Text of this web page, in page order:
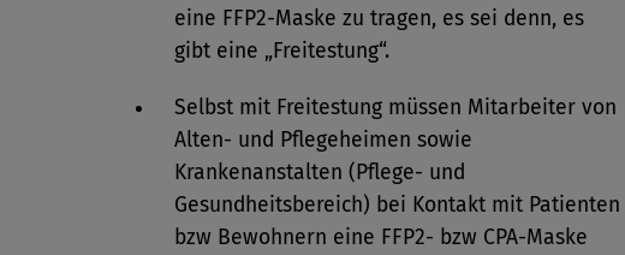
eine FFP2-Maske zu tragen, es sei denn, es
gibt eine „Freitestung“.
Selbst mit Freitestung müssen Mitarbeiter von
Alten- und Pflegeheimen sowie
Krankenanstalten (Pflege- und
Gesundheitsbereich) bei Kontakt mit Patienten
bzw Bewohnern eine FFP2- bzw CPA-Maske